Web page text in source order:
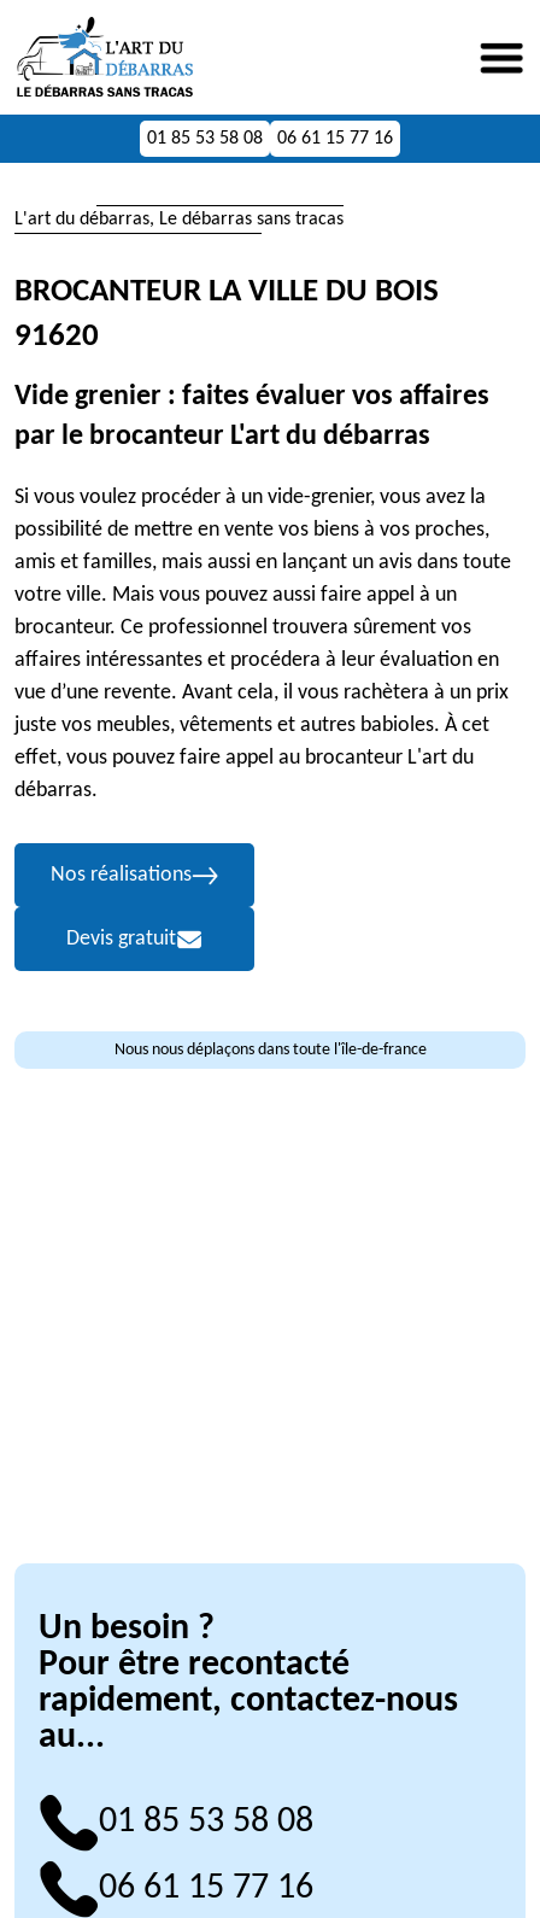
01 85 53 58 08 06 61 15 77 16
L'art du débarras, Le débarras sans tracas
BROCANTEUR LA VILLE DU BOIS
91620
Vide grenier : faites évaluer vos affaires
par le brocanteur L'art du débarras
Si vous voulez procéder à un vide-grenier, vous avez la
possibilité de mettre en vente vos biens à vos proches,
amis et familles, mais aussi en lançant un avis dans toute
votre ville. Mais vous pouvez aussi faire appel à un
brocanteur. Ce professionnel trouvera sûrement vos
affaires intéressantes et procédera à leur évaluation en
vue d’une revente. Avant cela, il vous rachètera à un prix
juste vos meubles, vêtements et autres babioles. À cet
effet, vous pouvez faire appel au brocanteur L'art du
débarras.
Nos réalisations
Devis gratuit
Nous nous déplaçons dans toute l'île-de-france
Un besoin ?
Pour être recontacté
rapidement, contactez-nous
au...
01 85 53 58 08
06 61 15 77 16